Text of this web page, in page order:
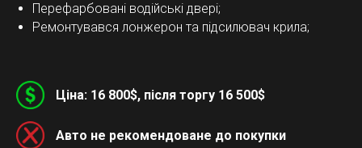
Перефарбовані водійські двері;
Ремонтувався лонжерон та підсилювач крила;
Ціна: 16 800$, після торгу 16 500$
Авто не рекомендоване до покупки